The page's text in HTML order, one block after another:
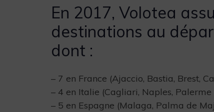
En 2017, Volotea
destinations au
dont :
– 7 en France (Ajaccio, Bastia, Brest,
– 4 en Italie (Cagliari, Naples, Palerme
– 5 en Espagne (Malaga, Palma de